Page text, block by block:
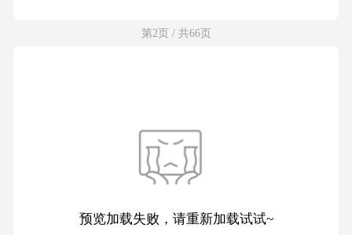
第2页 / 共66页
预览加载失败，请重新加载试试~